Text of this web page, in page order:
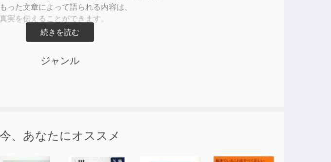
った文章によって語られる内容は、
実を伝えることができます。
歴史の流れをきちんとつかむことができ、
や「情熱」に触れることによって、
ん。
ジャンル
今、あなたにオススメ